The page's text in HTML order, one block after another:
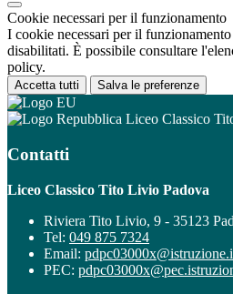
Cookie necessari per il funzionamento
I cookie necessari per il funzionamento
disabilitati. È possibile consultare
policy.
Accetta tutti Salva le preferenze
Liceo Classico
Contatti
Liceo Classico Tito Livio Padova
Riviera Tito Livio, 9 - 35123
Tel: 049 875 7324
Email:
PEC: